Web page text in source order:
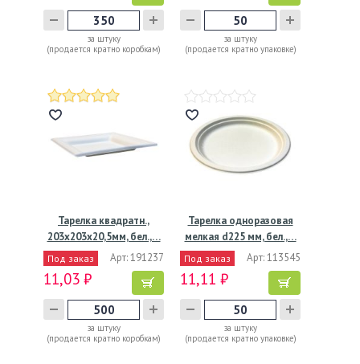
за штуку
(продается кратно коробкам)
за штуку
(продается кратно упаковке)
Тарелка квадратн.,
203х203х20,5мм, бел.,…
Под заказ Арт: 191237
11,03 ₽
за штуку
(продается кратно коробкам)
Тарелка одноразовая
мелкая d225 мм, бел.,…
Под заказ Арт: 113545
11,11 ₽
за штуку
(продается кратно упаковке)